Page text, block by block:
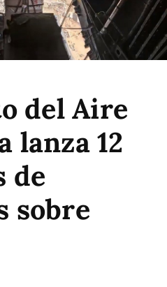
del Aire
lanza 12
de
sobre